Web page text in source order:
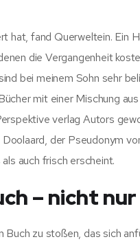
hat, fand Querweltein. Ein
die Vergangenheit
bei meinem Sohn sehr
mit einer Mischung
verlag Autors
der Pseudonym
auch frisch erscheint.
– nicht
zu stoßen, das sich